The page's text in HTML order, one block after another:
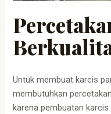
Untuk membuat karcis
membutuhkan
karena pembuatan